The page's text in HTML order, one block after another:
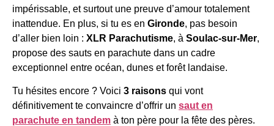
impérissable, et surtout une preuve d’amour totalement
inattendue. En plus, si tu es en Gironde, pas besoin
d’aller bien loin : XLR Parachutisme, à Soulac-sur-Mer,
propose des sauts en parachute dans un cadre
exceptionnel entre océan, dunes et forêt landaise.
Tu hésites encore ? Voici 3 raisons qui vont
définitivement te convaincre d’offrir un saut en
parachute en tandem à ton père pour la fête des pères.